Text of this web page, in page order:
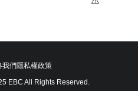
我們隱私權政策
EBC All Rights Reserved.